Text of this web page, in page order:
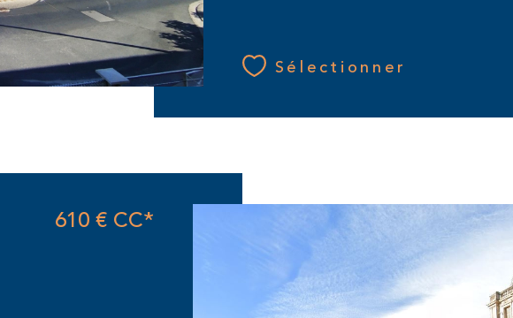
Sélectionner
610 € CC*